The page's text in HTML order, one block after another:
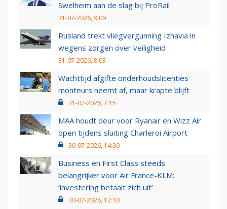
Swelheim aan de slag bij ProRail
31-07-2026, 9:09
Rusland trekt vliegvergunning Izhavia in
wegens zorgen over veiligheid
31-07-2026, 8:03
Wachttijd afgifte onderhoudslicenties
monteurs neemt af, maar krapte blijft
31-07-2026, 7:15
MAA houdt deur voor Ryanair en Wizz Air
open tijdens sluiting Charleroi Airport
30-07-2026, 14:30
Business en First Class steeds
belangrijker voor Air France-KLM:
‘investering betaalt zich uit’
30-07-2026, 12:10